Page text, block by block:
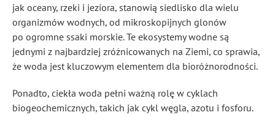
jak oceany, rzeki i jeziora, stanowią siedlisko dla wielu
organizmów wodnych, od mikroskopijnych glonów
po ogromne ssaki morskie. Te ekosystemy wodne są
jednymi z najbardziej zróżnicowanych na Ziemi, co sprawia,
że woda jest kluczowym elementem dla bioróżnorodności.
Ponadto, ciekła woda pełni ważną rolę w cyklach
biogeochemicznych, takich jak cykl węgla, azotu i fosforu.